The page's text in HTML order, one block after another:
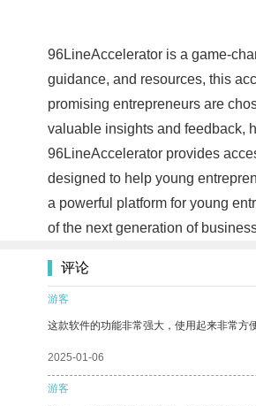
96LineAccelerator is a game-
guidance, and resources, this
promising entrepreneurs are
valuable insights and feedback,
96LineAccelerator provides
designed to help young
a powerful platform for young
of the next generation of
评论
游客
这款软件的功能非常强大，使用起来非常方便
2025-01-06
游客